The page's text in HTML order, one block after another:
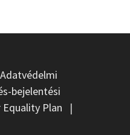
Adatvédelmi
bejelentési
Equality Plan |